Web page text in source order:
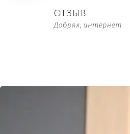
ОТЗЫВ
Добряк, интернет